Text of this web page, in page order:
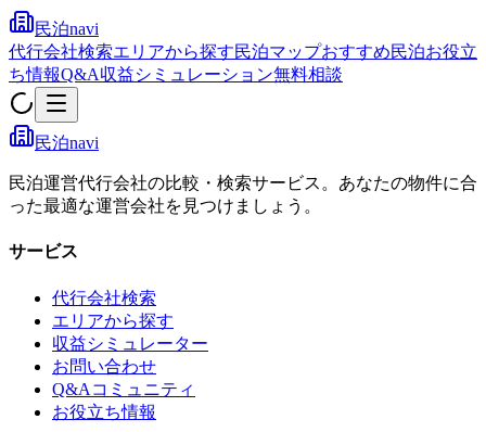
民泊navi
代行会社検索エリアから探す民泊マップおすすめ民泊お役立
ち情報Q&A収益シミュレーション無料相談
民泊navi
民泊運営代行会社の比較・検索サービス。あなたの物件に合
った最適な運営会社を見つけましょう。
サービス
代行会社検索
エリアから探す
収益シミュレーター
お問い合わせ
Q&Aコミュニティ
お役立ち情報